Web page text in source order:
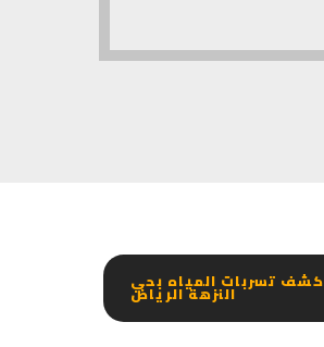
كشف تسربات المياه بحي
النزهة الرياض